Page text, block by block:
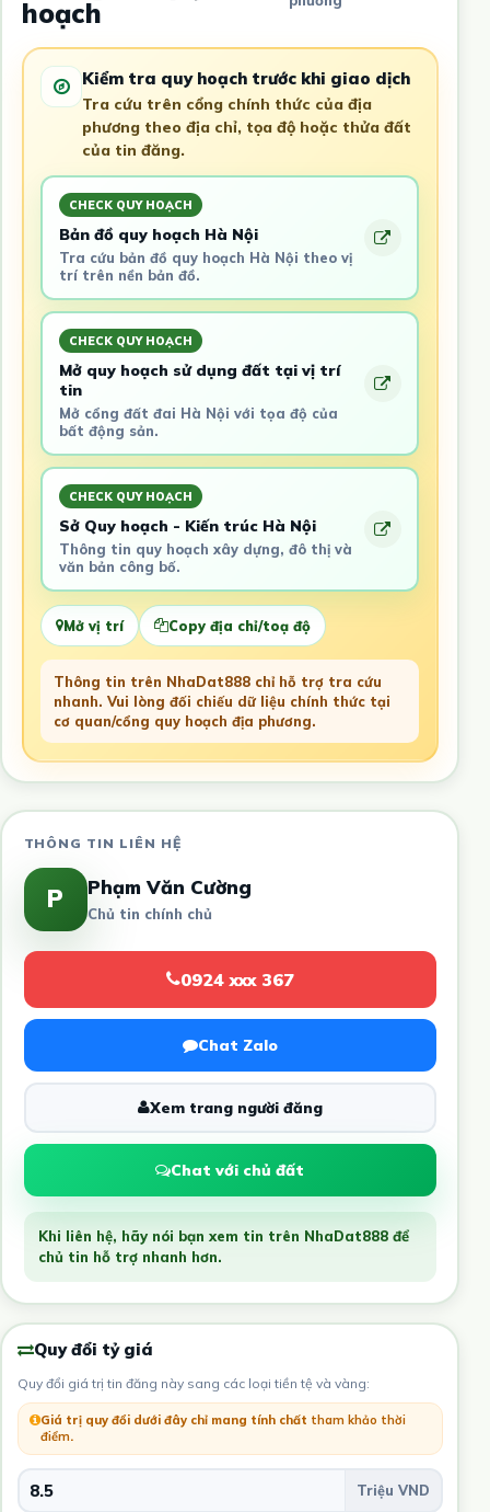
hoạch
Kiểm tra quy hoạch trước khi giao dịch
Tra cứu trên cổng chính thức của địa
phương theo địa chỉ, tọa độ hoặc thửa đất
của tin đăng.
CHECK QUY HOẠCH
Bản đồ quy hoạch Hà Nội
Tra cứu bản đồ quy hoạch Hà Nội theo vị
trí trên nền bản đồ.
CHECK QUY HOẠCH
Mở quy hoạch sử dụng đất tại vị trí
tin
Mở cổng đất đai Hà Nội với tọa độ của
bất động sản.
CHECK QUY HOẠCH
Sở Quy hoạch - Kiến trúc Hà Nội
Thông tin quy hoạch xây dựng, đô thị và
văn bản công bố.
Mở vị trí Copy địa chỉ/toạ độ
Thông tin trên NhaDat888 chỉ hỗ trợ tra cứu
nhanh. Vui lòng đối chiếu dữ liệu chính thức tại
cơ quan/cổng quy hoạch địa phương.
THÔNG TIN LIÊN HỆ
P Phạm Văn Cường
Chủ tin chính chủ
0924 xxx 367
Chat Zalo
Xem trang người đăng
Chat với chủ đất
Khi liên hệ, hãy nói bạn xem tin trên NhaDat888 để
chủ tin hỗ trợ nhanh hơn.
Quy đổi tỷ giá
Quy đổi giá trị tin đăng này sang các loại tiền tệ và vàng:
Giá trị quy đổi dưới đây chỉ mang tính chất tham khảo thời
điểm.